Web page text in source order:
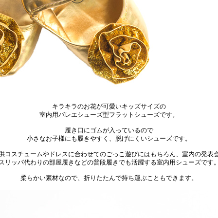
キラキラのお花が可愛いキッズサイズの
室内用バレエシューズ型フラットシューズです。
履き口にゴムが入っているので
小さなお子様にも履きやすく、脱げにくいシューズです。
コスチュームやドレスに合わせてのごっこ遊びにはもちろん、室内の発表
リッパ代わりの部屋履きなどの普段履きでも活躍する室内用シューズです
柔らかい素材なので、折りたたんで持ち運ぶこともできます。